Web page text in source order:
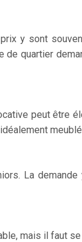
y sont
quartier
peut être
La
mais il faut